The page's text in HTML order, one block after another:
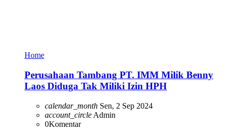
Home
Perusahaan Tambang PT. IMM Milik Benny
Laos Diduga Tak Miliki Izin HPH
calendar_month Sen, 2 Sep 2024
account_circle Admin
0Komentar